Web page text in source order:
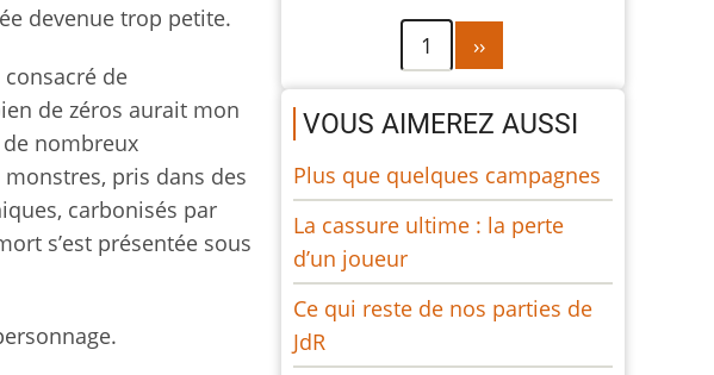
devenue trop petite.
de
de zéros aurait mon
nombreux
pris dans des
carbonisés par
s’est présentée sous
Pagination1
Page
suivante
››
VOUS AIMEREZ AUSSI
Plus que quelques campagnes
La cassure ultime : la perte
d’un joueur
Ce qui reste de nos parties de
JdR